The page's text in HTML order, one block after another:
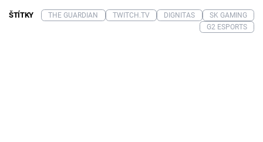
ŠTÍTKY THE GUARDIAN TWITCH.TV DIGNITAS
SK GAMING
G2 ESPORTS